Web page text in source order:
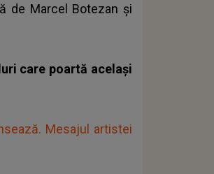
de Marcel Botezan și
care poartă același
Mesajul artistei